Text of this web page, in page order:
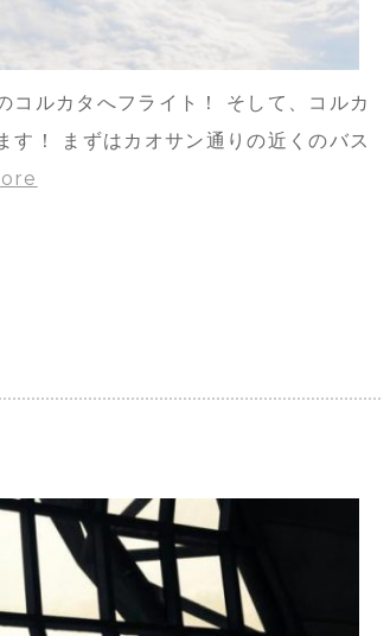
ルカタへフライト！ そして、コルカ
す！ まずはカオサン通りの近くのバス